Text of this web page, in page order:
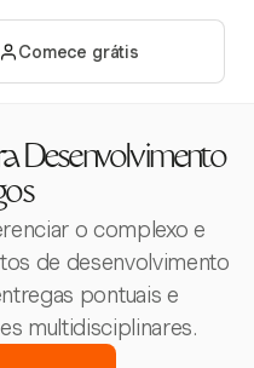
Comece grátis
Desenvolvimento
o complexo e
de desenvolvimento
pontuais e
multidisciplinares.